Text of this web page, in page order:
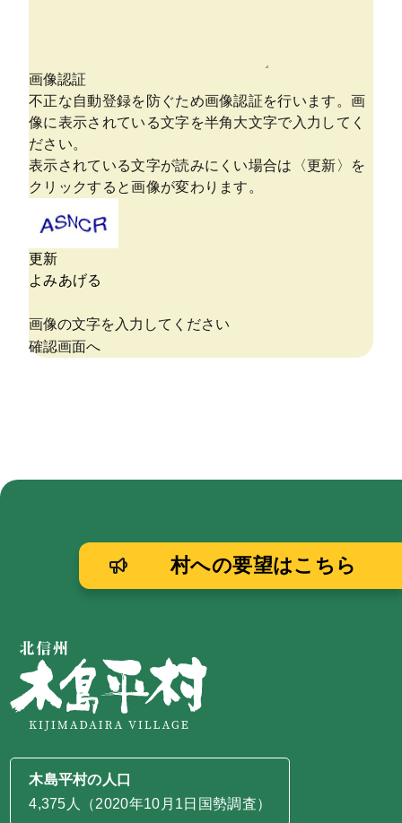
木島平村の人口
4,375人（2020年10月1日国勢調査）
村への要望はこちら